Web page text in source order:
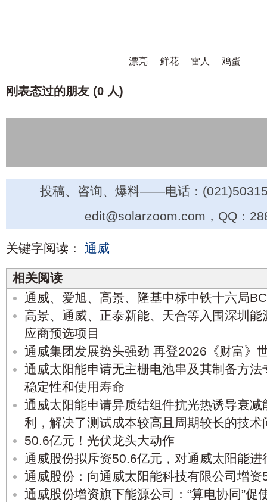
漂亮 鲜花 雷人 鸡蛋
刚表态过的朋友 (0 人)
投稿、咨询、爆料——电话：
edit@solarzoom.com，QQ：
关键字阅读： 通威
相关阅读
通威、爱旭、高景、隆基中标中铁十六局
高景、通威、正泰新能、天合等入围深圳
应商预选项目
通威集团发展势头强劲 再登2026《财富》
通威太阳能申请无主栅电池串及其制备方
稳定性和使用寿命
通威太阳能申请异质结组件抗光热诱导衰
利，解决了测试成本较高且周期较长的技术
50.6亿元！光伏龙头大动作
通威股份拟斥资50.6亿元，对通威太阳能进
通威股份：向通威太阳能科技有限公司增
通威股份增资旗下能源公司：“算电协同”促